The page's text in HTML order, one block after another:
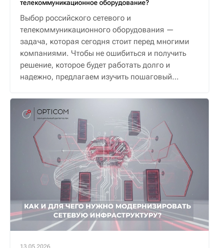
телекоммуникационное оборудование?
Выбор российского сетевого и
телекоммуникационного оборудования —
задача, которая сегодня стоит перед многими
компаниями. Чтобы не ошибиться и получить
решение, которое будет работать долго и
надежно, предлагаем изучить пошаговый
13.05.2026